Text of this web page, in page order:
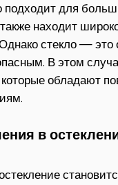
подходит для
также находит
стекло — это
В этом
которые обладают
в